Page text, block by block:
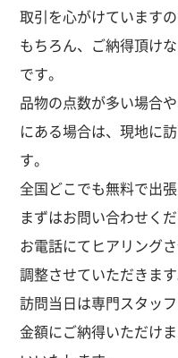
取引を心がけています
もちろん、ご納得頂け
です。
品物の点数が多い場合
にある場合は、現地に
す。
全国どこでも無料で出
まずはお問い合わせくだ
お電話にてヒアリング
調整させていただきます
訪問当日は専門スタッ
金額にご納得いただけ